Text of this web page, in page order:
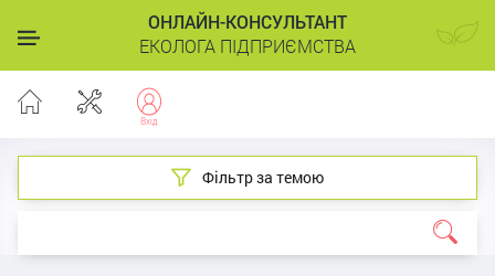
ОНЛАЙН-КОНСУЛЬТАНТ
ЕКОЛОГА ПІДПРИЄМСТВА
Фільтр за темою